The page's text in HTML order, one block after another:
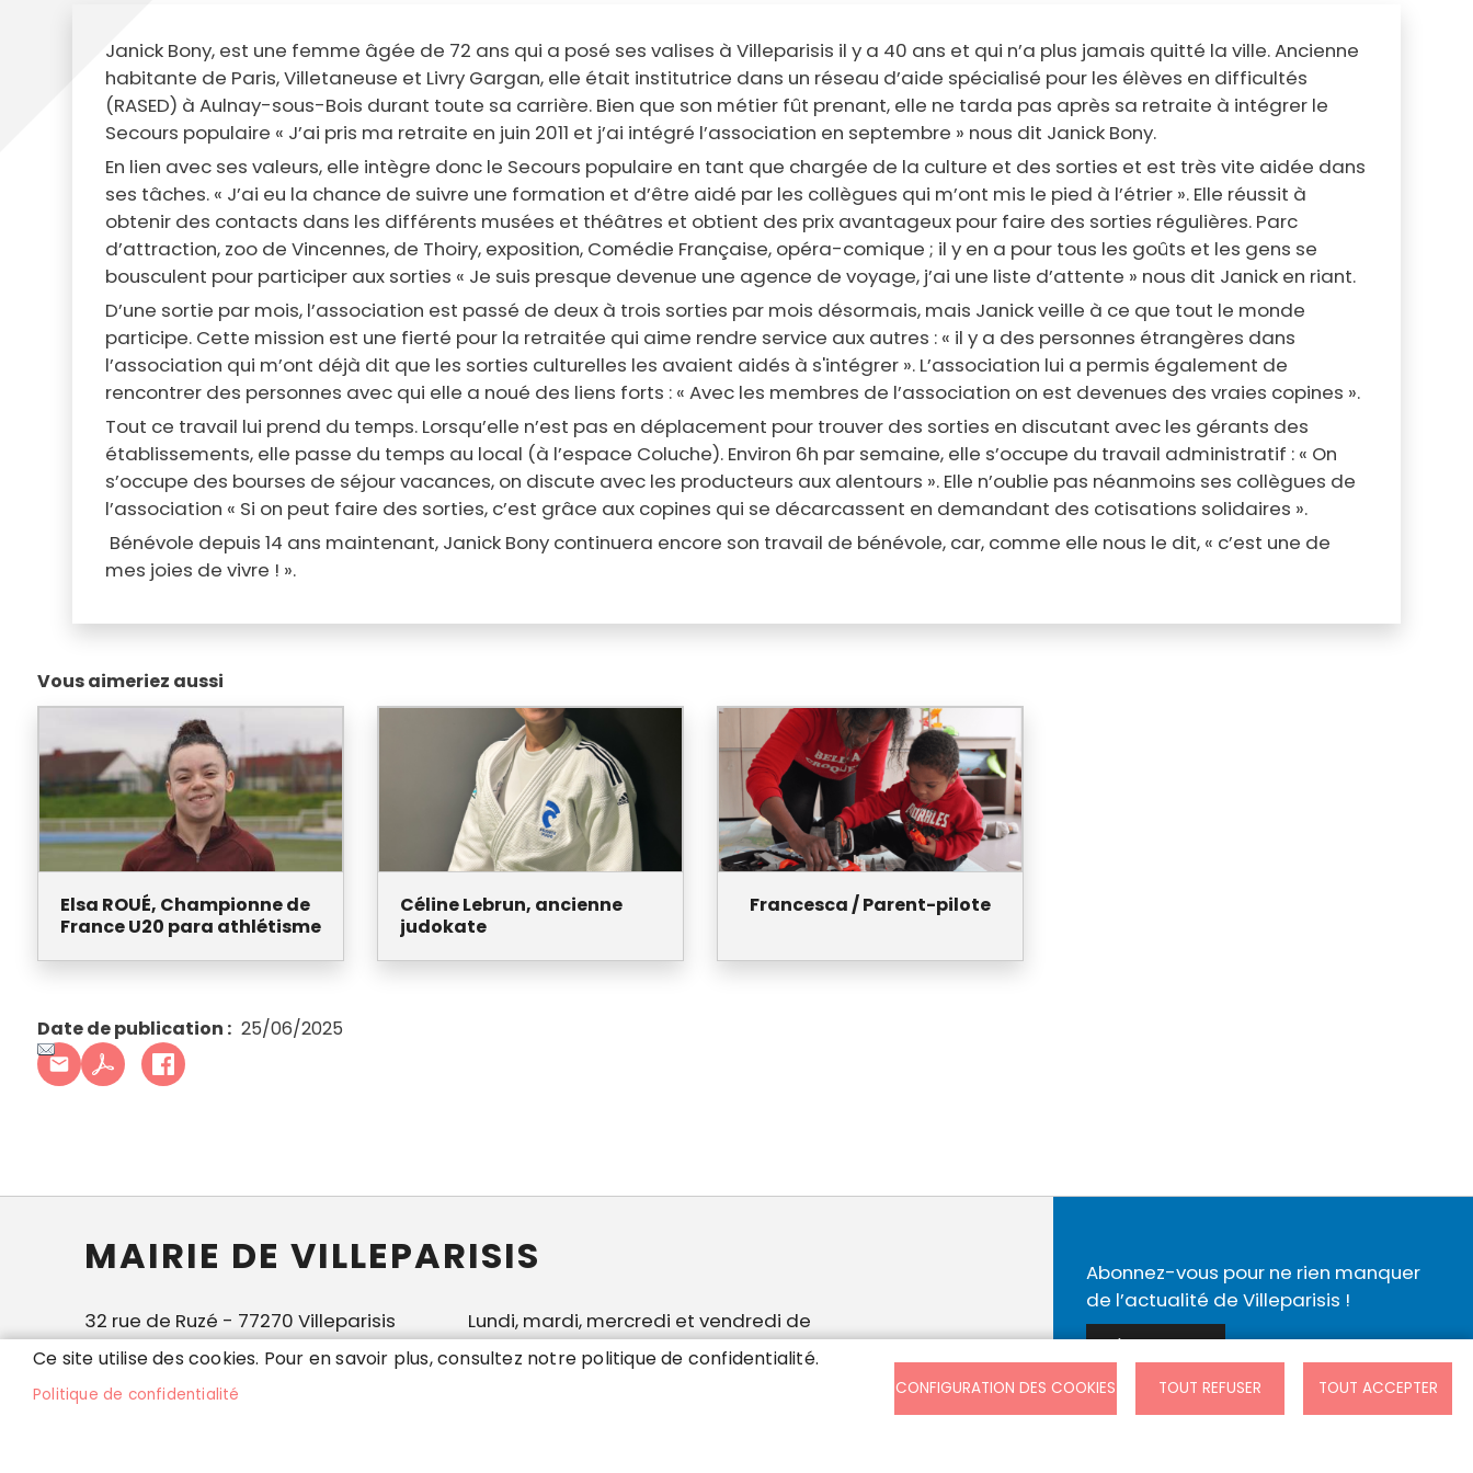
Janick Bony, est une femme âgée de 72 ans qui a posé ses valises à Villeparisis il y a 40 ans et qui n’a plus jamais quitté la ville. Ancienne
habitante de Paris, Villetaneuse et Livry Gargan, elle était institutrice dans un réseau d’aide spécialisé pour les élèves en difficultés
(RASED) à Aulnay-sous-Bois durant toute sa carrière. Bien que son métier fût prenant, elle ne tarda pas après sa retraite à intégrer le
Secours populaire « J’ai pris ma retraite en juin 2011 et j’ai intégré l’association en septembre » nous dit Janick Bony.
En lien avec ses valeurs, elle intègre donc le Secours populaire en tant que chargée de la culture et des sorties et est très vite aidée dans
ses tâches. « J’ai eu la chance de suivre une formation et d’être aidé par les collègues qui m’ont mis le pied à l’étrier ». Elle réussit à
obtenir des contacts dans les différents musées et théâtres et obtient des prix avantageux pour faire des sorties régulières. Parc
d’attraction, zoo de Vincennes, de Thoiry, exposition, Comédie Française, opéra-comique ; il y en a pour tous les goûts et les gens se
bousculent pour participer aux sorties « Je suis presque devenue une agence de voyage, j’ai une liste d’attente » nous dit Janick en riant.
D’une sortie par mois, l’association est passé de deux à trois sorties par mois désormais, mais Janick veille à ce que tout le monde
participe. Cette mission est une fierté pour la retraitée qui aime rendre service aux autres : « il y a des personnes étrangères dans
l’association qui m’ont déjà dit que les sorties culturelles les avaient aidés à s'intégrer ». L’association lui a permis également de
rencontrer des personnes avec qui elle a noué des liens forts : « Avec les membres de l’association on est devenues des vraies copines ».
Tout ce travail lui prend du temps. Lorsqu’elle n’est pas en déplacement pour trouver des sorties en discutant avec les gérants des
établissements, elle passe du temps au local (à l’espace Coluche). Environ 6h par semaine, elle s’occupe du travail administratif : « On
s’occupe des bourses de séjour vacances, on discute avec les producteurs aux alentours ». Elle n’oublie pas néanmoins ses collègues de
l’association « Si on peut faire des sorties, c’est grâce aux copines qui se décarcassent en demandant des cotisations solidaires ».
Bénévole depuis 14 ans maintenant, Janick Bony continuera encore son travail de bénévole, car, comme elle nous le dit, « c’est une de
mes joies de vivre ! ».
Vous aimeriez aussi
Elsa ROUÉ, Championne de
France U20 para athlétisme
Céline Lebrun, ancienne
judokate
Francesca / Parent-pilote
Date de publication 25/06/2025
MAIRIE DE VILLEPARISIS
32 rue de Ruzé - 77270 Villeparisis
Tél. 01 64 67 52 00
Lundi, mardi, mercredi et vendredi de
8h30 à 17h en continu. Jeudi de 13h à 17h
et samedi de 8h30 à 12h.
Abonnez-vous pour ne rien manquer
de l’actualité de Villeparisis !
S'ABONNER
Ce site utilise des cookies. Pour en savoir plus, consultez notre politique de confidentialité.
Politique de confidentialité CONFIGURATION DES COOKIES TOUT REFUSER TOUT ACCEPTER